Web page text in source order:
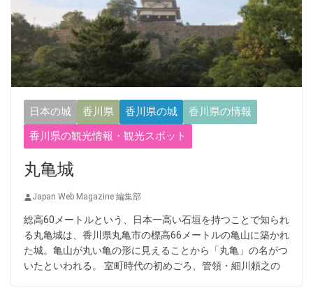
日本の城 香川県 香川県の城
香川県の情報
香川県の観光情報・観光スポット
丸亀城
Japan Web Magazine 編集部
総高60メートルという、日本一高い石垣を持つことで知られ
る丸亀城は、香川県丸亀市の標高66メートルの亀山に築かれ
た城。亀山が丸い亀の形に見えることから「丸亀」の名がつ
いたといわれる。 室町時代の初めごろ、管領・細川頼之の